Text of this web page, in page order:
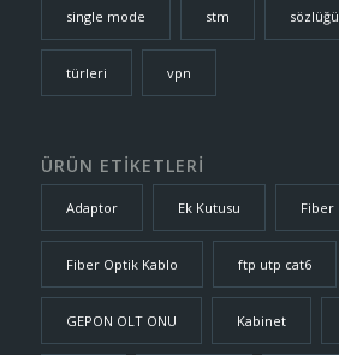
single mode stm sözlüğü
türleri vpn
ÜRÜN ETİKETLERİ
Adaptor Ek Kutusu Fiber
Fiber Optik Kablo ftp utp cat6
GEPON OLT ONU Kabinet